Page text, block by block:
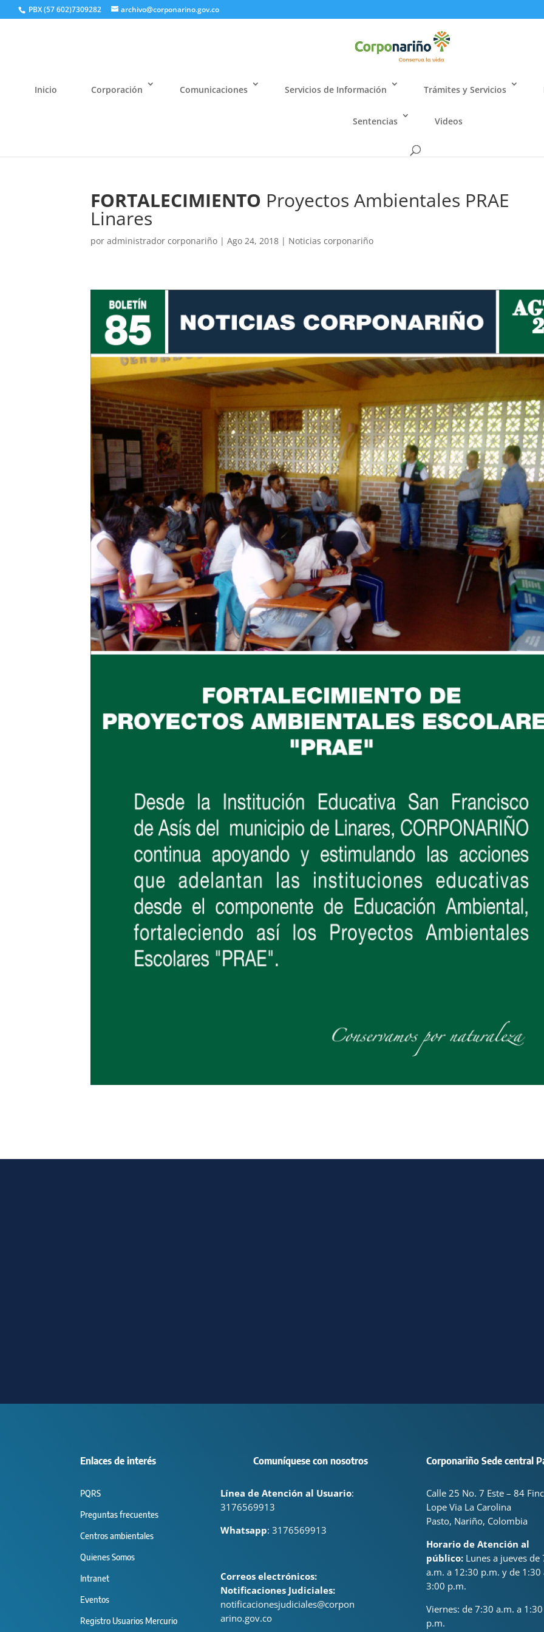
PBX (57 602)7309282 archivo@corponarino.gov.co
Inicio Corporación Comunicaciones Servicios de Información Trámites y Servicios
Sentencias Videos
FORTALECIMIENTO Proyectos Ambientales PRAE
Linares
poradministrador corponariño |Ago 24, 2018 | Noticias corponariño
Enlaces de interés
PQRS
Preguntas frecuentes
Centros ambientales
Quienes Somos
Intranet
Eventos
Registro Usuarios Mercurio
Comuníquese con nosotros
Línea de Atención al Usuario:
3176569913
Whatsapp: 3176569913
Correos electrónicos:
Notificaciones Judiciales:
notificacionesjudiciales@corpon
arino.gov.co
Corponariño Sede central
Calle 25 No. 7 Este – 84
Lope Via La Carolina
Pasto, Nariño, Colombia
Horario de Atención al
público:Lunes a jueves de
a.m. a 12:30 p.m. y de 1:30
3:00 p.m.
Viernes: de 7:30 a.m. a 1:30
p.m.